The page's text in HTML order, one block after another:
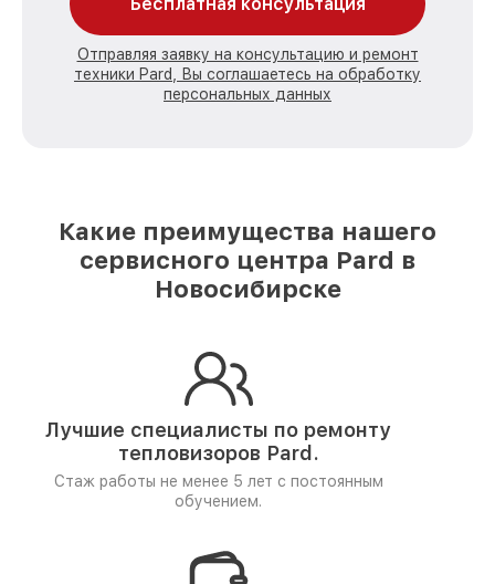
Отправляя заявку на консультацию и ремонт
техники Pard, Вы соглашаетесь на обработку
персональных данных
Какие преимущества нашего
сервисного центра Pard в
Новосибирске
Лучшие специалисты по ремонту
тепловизоров Pard.
Стаж работы не менее 5 лет с постоянным
обучением.